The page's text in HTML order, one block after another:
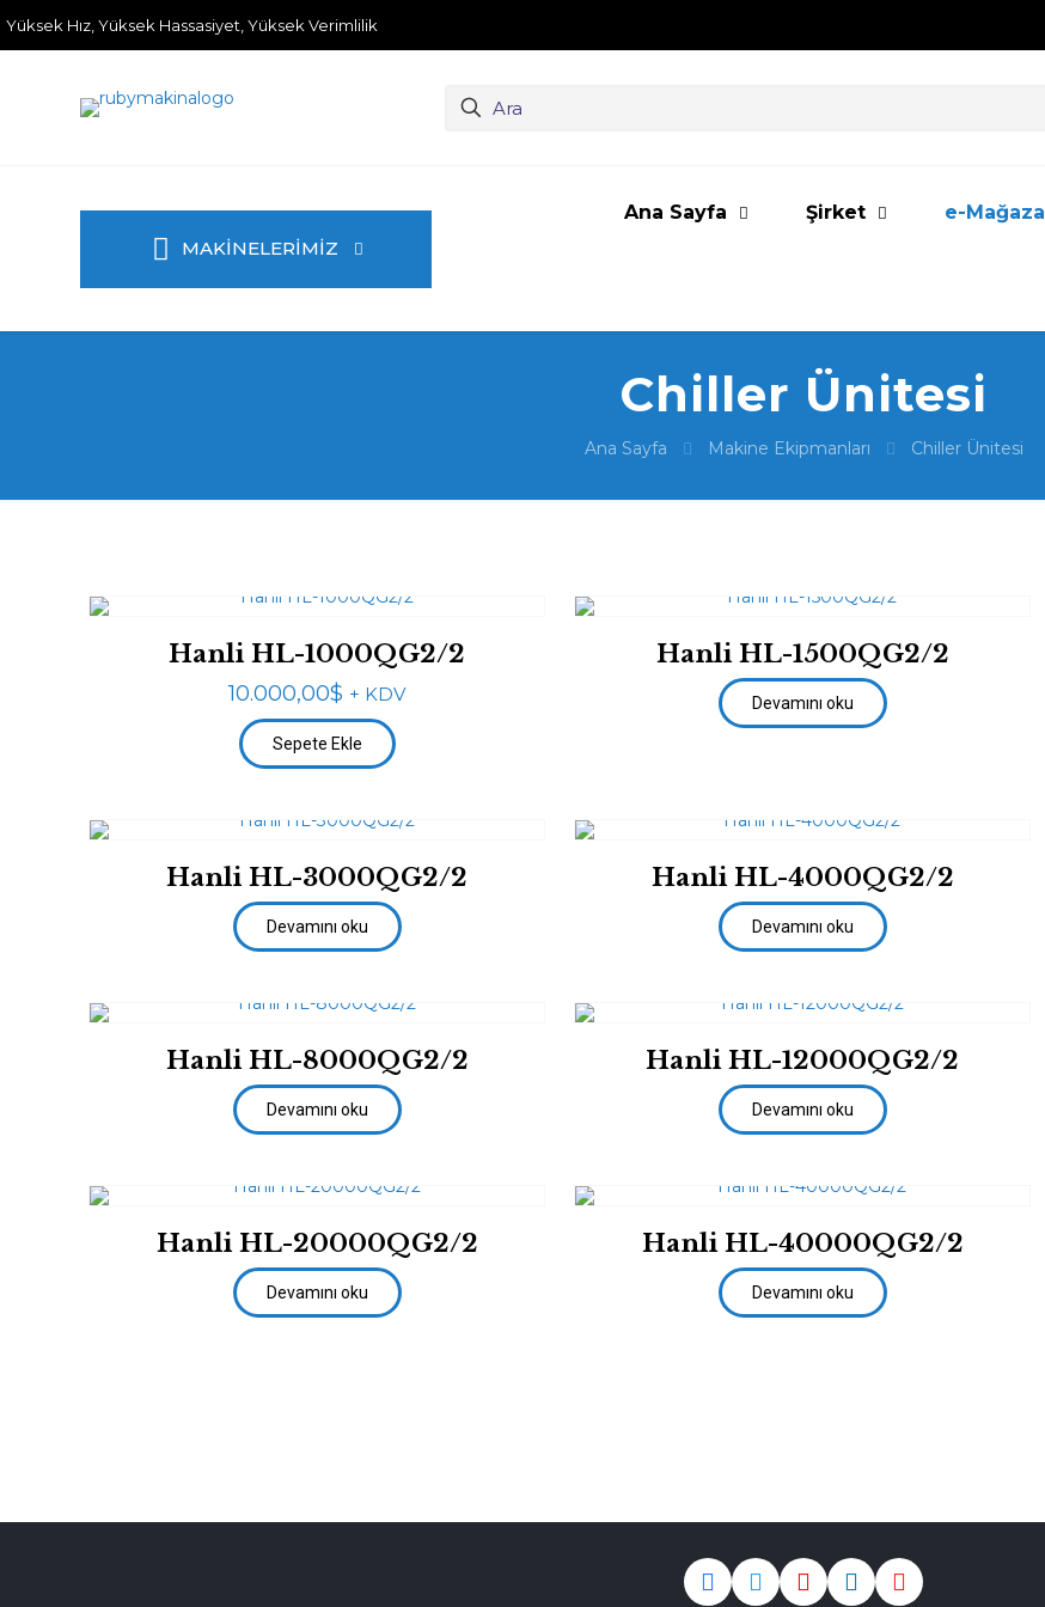
Yüksek Hız, Yüksek Hassasiyet, Yüksek Verimlilik
MAKİNELERİMİZ
Ana Sayfa Şirket e-Mağaza
Chiller Ünitesi
Ana Sayfa Makine Ekipmanları Chiller Ünitesi
Hanli HL-1000QG2/2
10.000,00$ + KDV
Sepete Ekle
Hanli HL-1500QG2/2
Devamını oku
Hanli HL-3000QG2/2
Devamını oku
Hanli HL-4000QG2/2
Devamını oku
Hanli HL-8000QG2/2
Devamını oku
Hanli HL-12000QG2/2
Devamını oku
Hanli HL-20000QG2/2
Devamını oku
Hanli HL-40000QG2/2
Devamını oku